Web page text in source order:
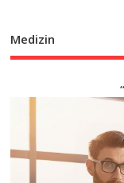
Medizin